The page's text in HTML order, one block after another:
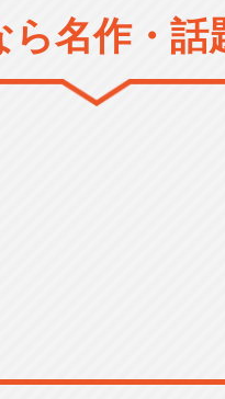
ら名作・話